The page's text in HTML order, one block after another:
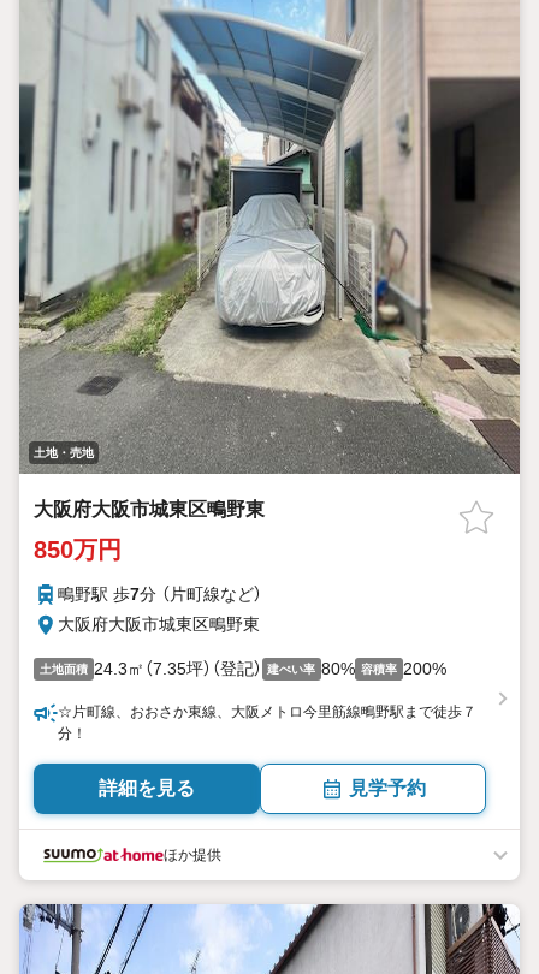
土地・売地
大阪府大阪市城東区鴫野東
850万円
鴫野駅 歩7分 （片町線など）
大阪府大阪市城東区鴫野東
土地面積 24.3㎡（7.35坪）（登記） 建ぺい率 80% 容積率 200%
☆片町線、おおさか東線、大阪メトロ今里筋線鴫野駅まで徒歩７
分！
詳細を見る 見学予約
ほか提供